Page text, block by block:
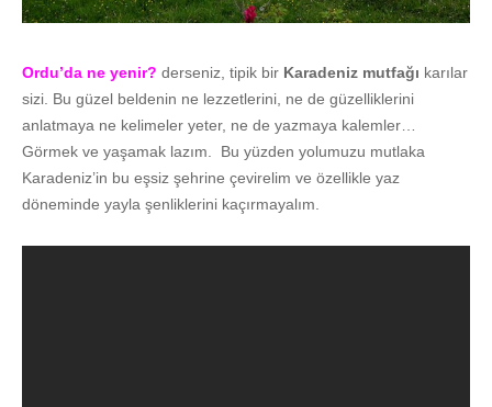
Ordu’da ne yenir? derseniz, tipik bir Karadeniz mutfağı karılar
sizi. Bu güzel beldenin ne lezzetlerini, ne de güzelliklerini
anlatmaya ne kelimeler yeter, ne de yazmaya kalemler…
Görmek ve yaşamak lazım. Bu yüzden yolumuzu mutlaka
Karadeniz’in bu eşsiz şehrine çevirelim ve özellikle yaz
döneminde yayla şenliklerini kaçırmayalım.